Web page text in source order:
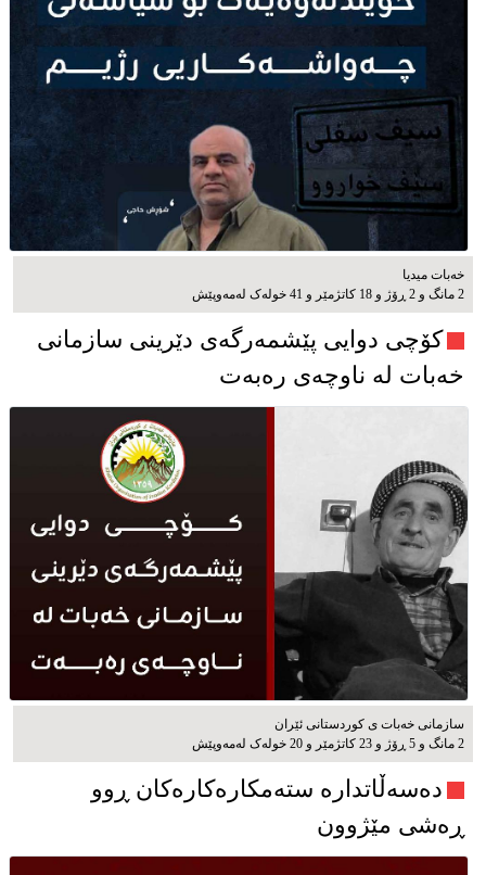
خەبات میدیا
2 مانگ و 2 ڕۆژ و 18 کاتژمێر و 41 خوله‌ک له‌مه‌وپێش‌
کۆچی دوایی پێشمەرگەی دێرینی سازمانی
خەبات لە ناوچەی رەبەت
سازمانی خەبات ی كوردستانی ئێران
2 مانگ و 5 ڕۆژ و 23 کاتژمێر و 20 خوله‌ک له‌مه‌وپێش‌
دەسەڵاتدارە ستەمکارەکارەکان ڕوو
ڕەشی مێژوون